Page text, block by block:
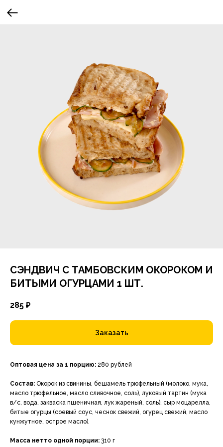
СЭНДВИЧ С ТАМБОВСКИМ ОКОРОКОМ И
БИТЫМИ ОГУРЦАМИ 1 ШТ.
285 ₽
Заказать
Оптовая цена за 1 порцию: 280 рублей
Состав: Окорок из свинины, бешамель трюфельный (молоко, мука,
масло трюфельное, масло сливочное, соль), луковый тартин (мука
в/с, вода, закваска пшеничная, лук жареный, соль), сыр моцарелла,
битые огурцы (соевый соус, чеснок свежий, огурец свежий, масло
кунжутное, острое масло).
Масса нетто одной порции: 310 г